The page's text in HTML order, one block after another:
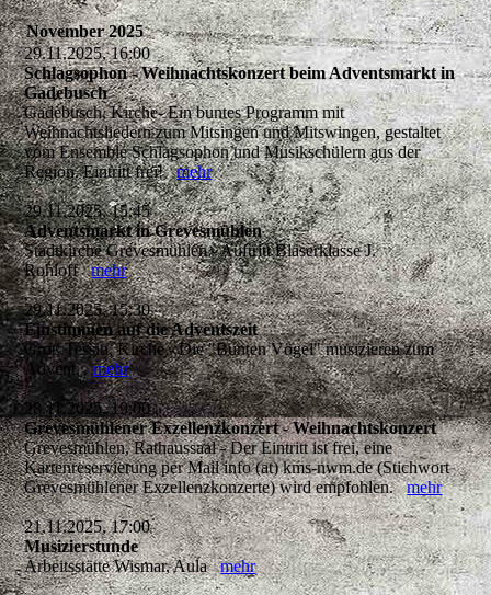
November 2025
29.11.2025, 16:00
Schlagsophon - Weihnachtskonzert beim Adventsmarkt in
Gadebusch
Gadebusch, Kirche- Ein buntes Programm mit
Weihnachtsliedern zum Mitsingen und Mitswingen, gestaltet
vom Ensemble Schlagsophon und Musikschülern aus der
Region. Eintritt frei!mehr
29.11.2025, 15:45
Adventsmarkt in Grevesmühlen
Stadtkirche Grevesmühlen - Auftritt Bläserklasse J.
Rohloffmehr
29.11.2025, 15:30
Einstimmen auf die Adventszeit
Groß Tessin, Kirche - Die "Bunten Vögel" musizieren zum
Advent.mehr
28.11.2025, 19:00
Grevesmühlener Exzellenzkonzert - Weihnachtskonzert
Grevesmühlen, Rathaussaal - Der Eintritt ist frei, eine
Kartenreservierung per Mail info (at) kms-nwm.de (Stichwort
Grevesmühlener Exzellenzkonzerte) wird empfohlen.mehr
21.11.2025, 17:00
Musizierstunde
Arbeitsstätte Wismar, Aulamehr